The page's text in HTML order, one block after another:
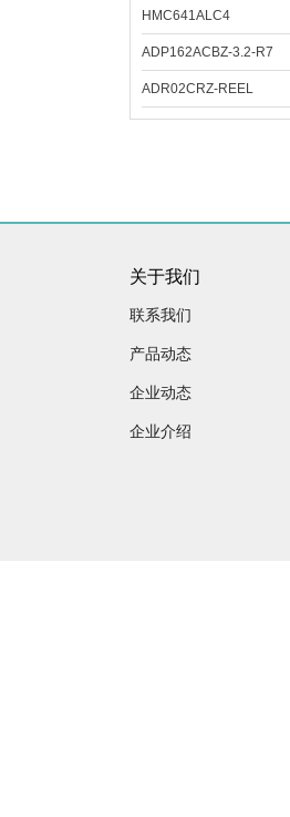
HMC641ALC4
ADP162ACBZ-3.2-R7
ADR02CRZ-REEL
关于我们
联系我们
产品动态
企业动态
企业介绍